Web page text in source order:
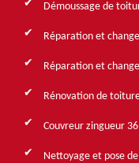
Démoussage de
Réparation et
Réparation et
Rénovation de
Couvreur zingueur 36
Nettoyage et pose